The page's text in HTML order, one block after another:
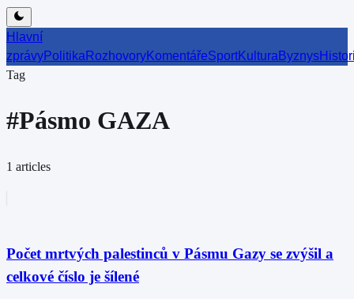
Hlavní
zprávyPolitika RozhovoryKomentářeSportKultura Byznys
Tag
#Pásmo GAZA
1 articles
Počet mrtvých palestinců v Pásmu Gazy se zvýšil a
celkové číslo je šílené